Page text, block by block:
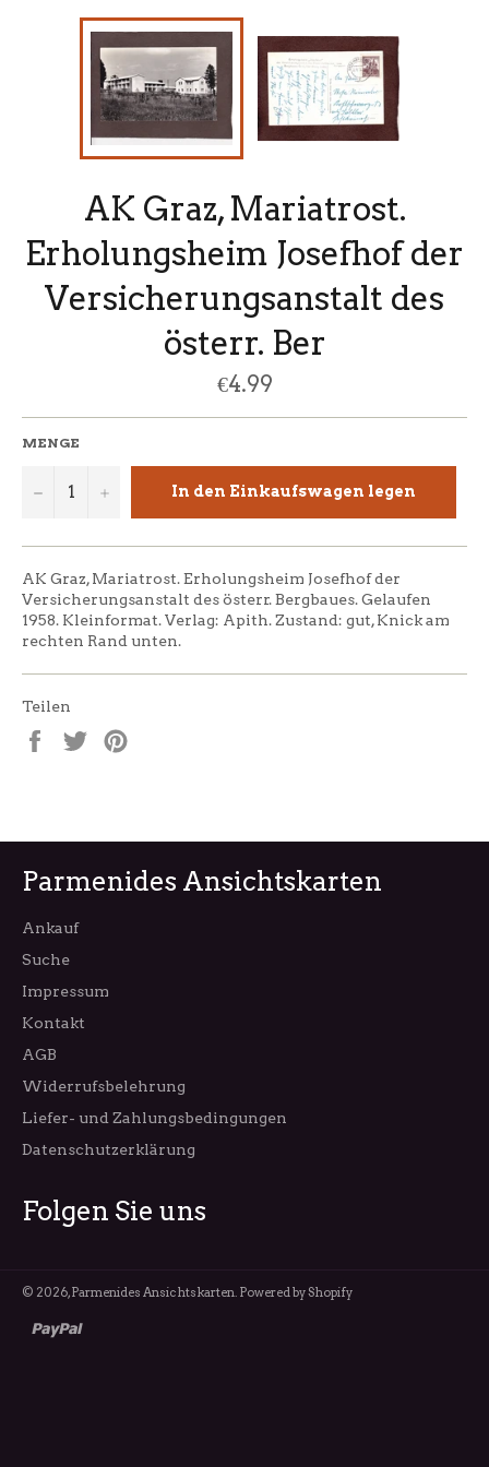
AK Graz, Mariatrost.
Erholungsheim Josefhof der
Versicherungsanstalt des
österr. Ber
Normaler
Preis
€4.99
MENGE
− + In den Einkaufswagen legen
AK Graz, Mariatrost. Erholungsheim Josefhof der
Versicherungsanstalt des österr. Bergbaues. Gelaufen
1958. Kleinformat. Verlag: Apith. Zustand: gut, Knick am
rechten Rand unten.
Teilen
Auf
Facebook
Auf
Twitter
Parmenides Ansichtskarten
Ankauf
Suche
Impressum
Kontakt
AGB
Widerrufsbelehrung
Liefer- und Zahlungsbedingungen
Datenschutzerklärung
Folgen Sie uns
© 2026,Parmenides Ansichtskarten. Powered by Shopify